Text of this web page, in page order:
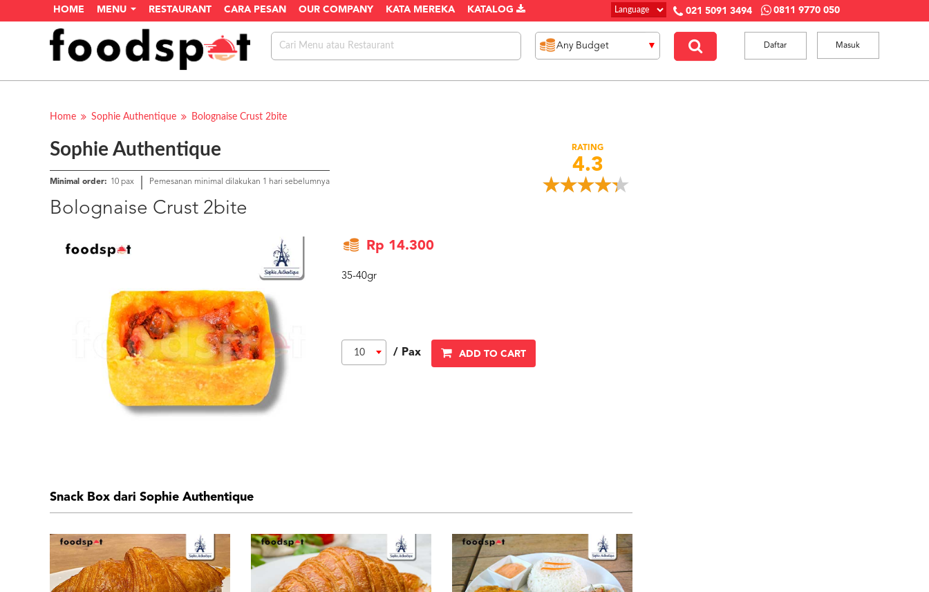
HOME MENU RESTAURANT CARA PESAN OUR COMPANY KATA MEREKA KATALOG 021 5091 3494 0811 9770 050
Masuk
Daftar
Home Sophie Authentique Bolognaise Crust 2bite
Sophie Authentique
Minimal order: 10 pax Pemesanan minimal dilakukan 1 hari sebelumnya
Bolognaise Crust 2bite
RATING
4.3
Rp 14.300
35-40gr
10 / Pax ADD TO CART
Snack Box dari Sophie Authentique